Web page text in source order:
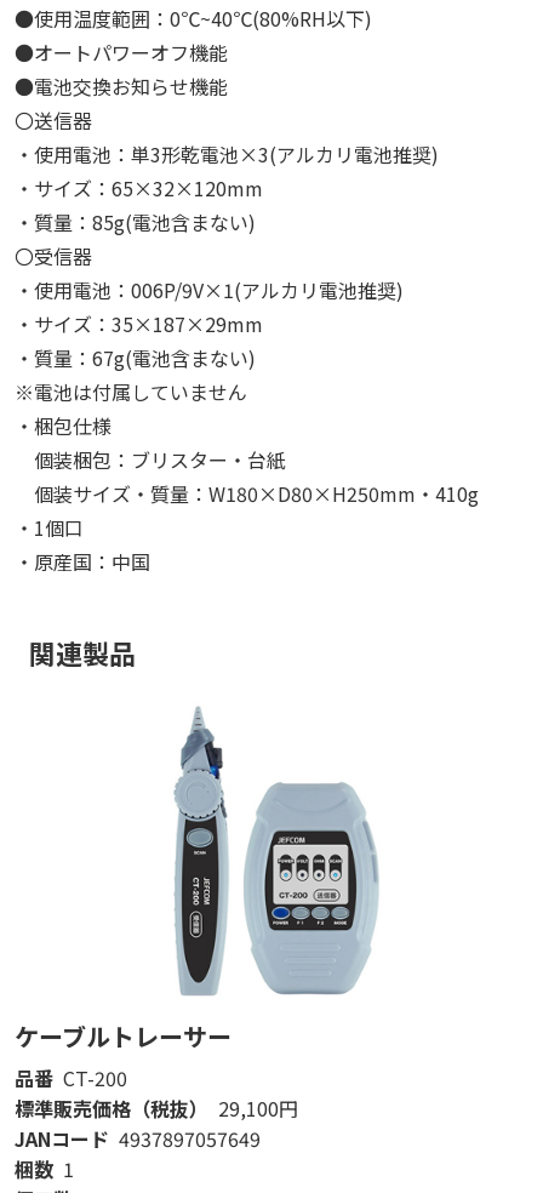
●使用温度範囲：0℃~40℃(80%RH以下)
●オートパワーオフ機能
●電池交換お知らせ機能
〇送信器
・使用電池：単3形乾電池×3(アルカリ電池推奨)
・サイズ：65×32×120mm
・質量：85g(電池含まない)
〇受信器
・使用電池：006P/9V×1(アルカリ電池推奨)
・サイズ：35×187×29mm
・質量：67g(電池含まない)
※電池は付属していません
・梱包仕様
個装梱包：ブリスター・台紙
個装サイズ・質量：W180×D80×H250mm・410g
・1個口
・原産国：中国
関連製品
ケーブルトレーサー
品番 CT-200
標準販売価格（税抜）
29,100円
JANコード 4937897057649
梱数 1